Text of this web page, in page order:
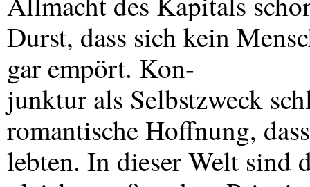
Durst, dass sich kein
gar empört. Kon-
junktur als Selbstzweck
romantische Hoffnung,
lebten. In dieser Welt sind